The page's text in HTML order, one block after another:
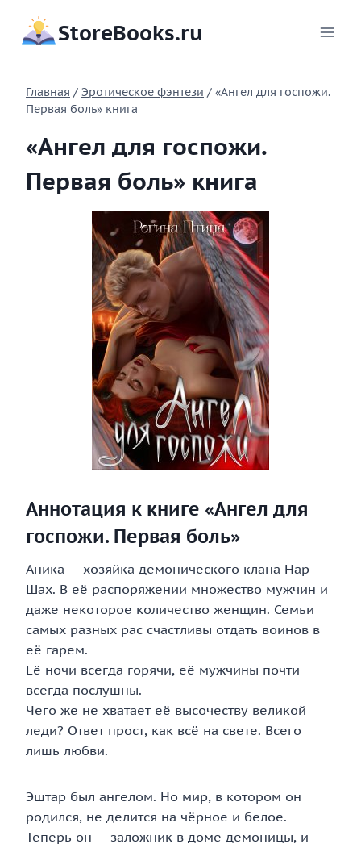
содержимому
StoreBooks.ru
Главная / Эротическое фэнтези / «Ангел для госпожи.
Первая боль» книга
«Ангел для госпожи.
Первая боль» книга
Аннотация к книге «Ангел для
госпожи. Первая боль»
Аника — хозяйка демонического клана Нар-
Шах. В её распоряжении множество мужчин и
даже некоторое количество женщин. Семьи
самых разных рас счастливы отдать воинов в
её гарем.
Её ночи всегда горячи, её мужчины почти
всегда послушны.
Чего же не хватает её высочеству великой
леди? Ответ прост, как всё на свете. Всего
лишь любви.
Эштар был ангелом. Но мир, в котором он
родился, не делится на чёрное и белое.
Теперь он — заложник в доме демоницы, и